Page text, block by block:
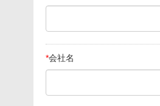
*会社名